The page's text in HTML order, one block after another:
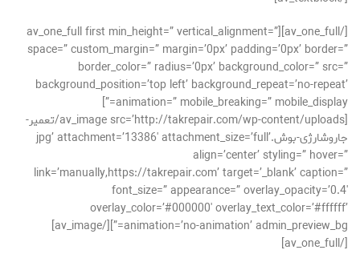
[/av_one_full][av_one_full first min_height=” vertical_alignment=”
space=” custom_margin=” margin=’0px’ padding=’0px’ border=”
border_color=” radius=’0px’ background_color=” src=”
background_position=’top left’ background_repeat=’no-repeat’
animation=” mobile_breaking=” mobile_display=”]
[av_image src=’http://takrepair.com/wp-content/uploads/تعمیر-
جاروشارژی-بوش.jpg’ attachment=’13386′ attachment_size=’full’
align=’center’ styling=” hover=”
link=’manually,https://takrepair.com’ target=’_blank’ caption=”
font_size=” appearance=” overlay_opacity=’0.4′
overlay_color=’#000000′ overlay_text_color=’#ffffff’
animation=’no-animation’ admin_preview_bg=”][/av_image]
[/av_one_full]